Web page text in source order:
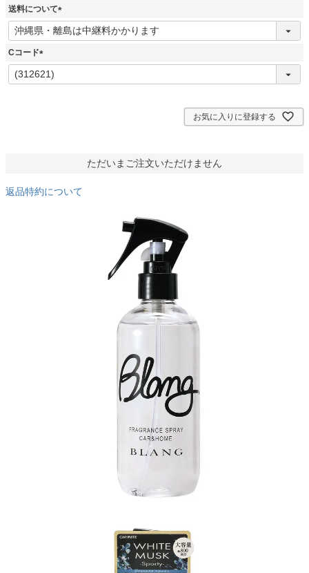
須
送料について
(
必
Cコード
(
必
お気に入りに登録する
ただいまご注文いただけません
返品特約について